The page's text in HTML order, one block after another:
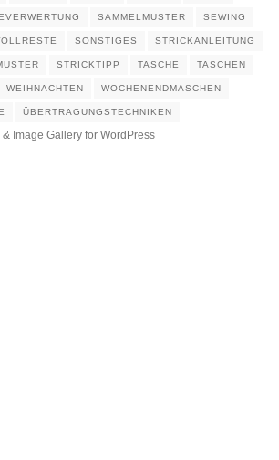
SAMMELMUSTER SEWING
SONSTIGES STRICKANLEITUNG
STRICKTIPP TASCHE TASCHEN
WEIHNACHTEN WOCHENENDMASCHEN
ÜBERTRAGUNGSTECHNIKEN